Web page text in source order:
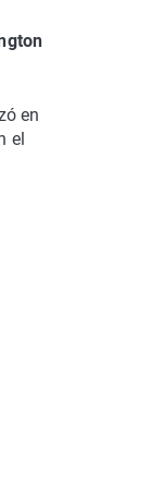
en
el